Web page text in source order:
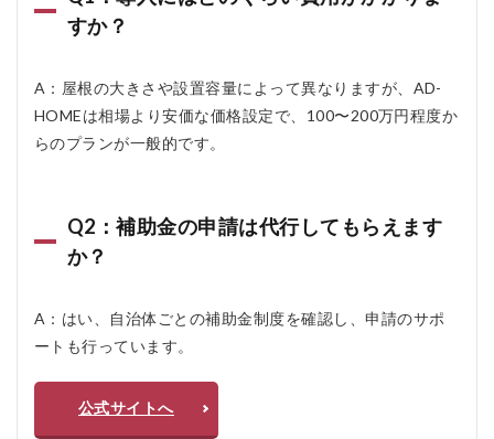
すか？
A：屋根の大きさや設置容量によって異なりますが、AD-
HOMEは相場より安価な価格設定で、100〜200万円程度か
らのプランが一般的です。
Q2：補助金の申請は代行してもらえます
か？
A：はい、自治体ごとの補助金制度を確認し、申請のサポ
ートも行っています。
公式サイトへ